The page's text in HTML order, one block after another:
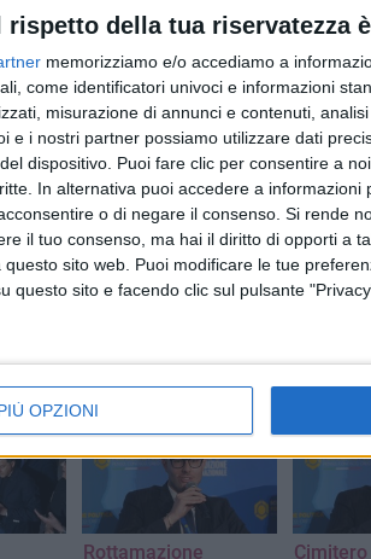
rispetto della tua riservatezza
memorizziamo e/o accediamo a
come identificatori univoci e informazioni
misurazione di annunci e contenuti,
e i nostri partner possiamo utilizzare dati
dispositivo. Puoi fare clic per consentire a
In alternativa puoi accedere a informazioni
o di negare il consenso. Si rende
il tuo consenso, ma hai il diritto di opporti a
sito web. Puoi modificare le tue
questo sito e facendo clic sul pulsante
OPZIONI
per assicurare a tutti un futuro migliore
a Barletta tocca a voi: abbiamo fatto
e la Lega per archiviare tutti quelli
scelta di cambiamento è con la
Rottamazione